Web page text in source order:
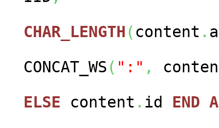
CHAR_LENGTH( content .
CONCAT_WS( ":" ,
ELSE content . id END